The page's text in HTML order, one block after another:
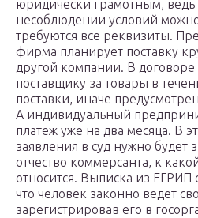
юридически грамотным,
несоблюдении условий
требуются все реквизиты.
фирма планирует поставку
другой компании. В договоре
поставщику за товары в
поставки, иначе
А индивидуальный
платеж уже на два месяца. В
заявления в суд нужно
отчество коммерсанта, к
относится. Выписка из ЕГРИП
что человек законно ведет
зарегистрировав его в